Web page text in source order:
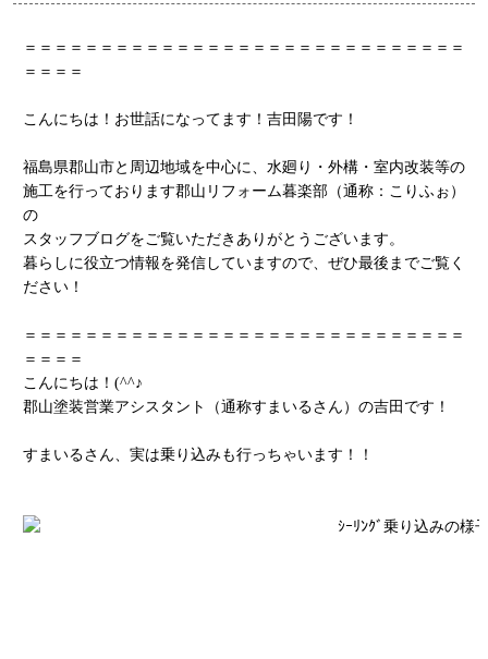
＝＝＝＝＝＝＝＝＝＝＝＝＝＝＝＝＝＝＝＝＝＝＝＝＝＝＝＝＝
＝＝＝＝
こんにちは！お世話になってます！吉田陽です！
福島県郡山市と周辺地域を中心に、水廻り・外構・室内改装等の
施工を行っております郡山リフォーム暮楽部（通称：こりふぉ）
の
スタッフブログをご覧いただきありがとうございます。
暮らしに役立つ情報を発信していますので、ぜひ最後までご覧く
ださい！
＝＝＝＝＝＝＝＝＝＝＝＝＝＝＝＝＝＝＝＝＝＝＝＝＝＝＝＝＝
＝＝＝＝
こんにちは！(^^♪
郡山塗装営業アシスタント（通称すまいるさん）の吉田です！
すまいるさん、実は乗り込みも行っちゃいます！！